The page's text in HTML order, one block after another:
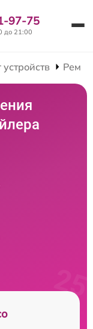
97-75
до 21:00
устройств